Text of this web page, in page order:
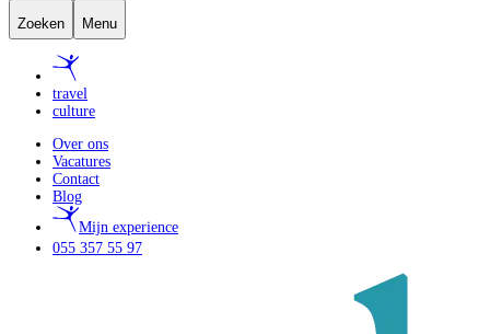
Zoeken Menu
travel
culture
Over ons
Vacatures
Contact
Blog
Mijn experience
055 357 55 97